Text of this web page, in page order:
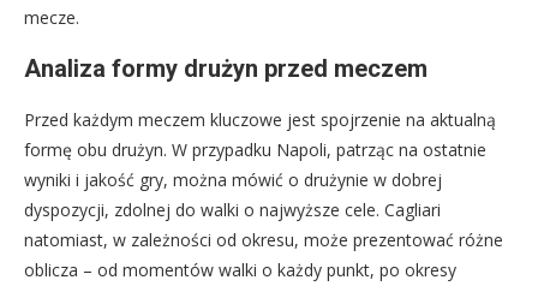
mecze.
Analiza formy drużyn przed meczem
Przed każdym meczem kluczowe jest spojrzenie na aktualną
formę obu drużyn. W przypadku Napoli, patrząc na ostatnie
wyniki i jakość gry, można mówić o drużynie w dobrej
dyspozycji, zdolnej do walki o najwyższe cele. Cagliari
natomiast, w zależności od okresu, może prezentować różne
oblicza – od momentów walki o każdy punkt, po okresy